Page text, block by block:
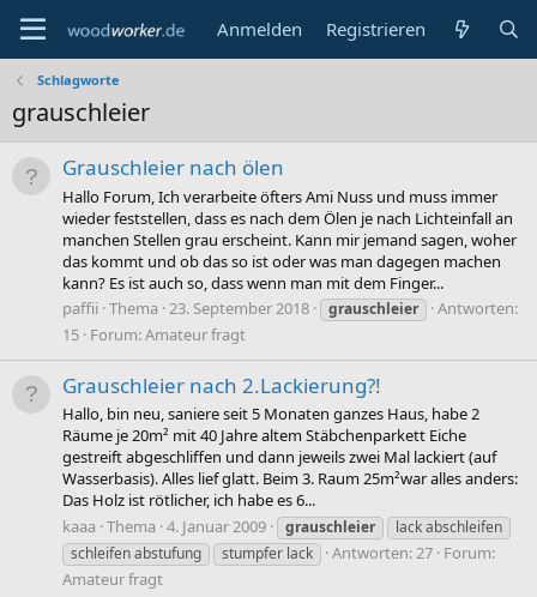
Anmelden Registrieren
Schlagworte
grauschleier
Grauschleier nach ölen
Hallo Forum, Ich verarbeite öfters Ami Nuss und muss immer
wieder feststellen, dass es nach dem Ölen je nach Lichteinfall an
manchen Stellen grau erscheint. Kann mir jemand sagen, woher
das kommt und ob das so ist oder was man dagegen machen
kann? Es ist auch so, dass wenn man mit dem Finger...
paffii Thema 23. September 2018 grauschleier
Antworten:
15 Forum:Amateur fragt
Grauschleier nach 2.Lackierung?!
Hallo, bin neu, saniere seit 5 Monaten ganzes Haus, habe 2
Räume je 20m² mit 40 Jahre altem Stäbchenparkett Eiche
gestreift abgeschliffen und dann jeweils zwei Mal lackiert (auf
Wasserbasis). Alles lief glatt. Beim 3. Raum 25m²war alles anders:
Das Holz ist rötlicher, ich habe es 6...
kaaa Thema 4. Januar 2009 grauschleier
lack abschleifen
schleifen abstufung
stumpfer lack Antworten: 27 Forum:
Amateur fragt